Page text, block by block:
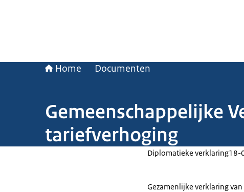
Home Documenten
Gemeenschappelijke
tariefverhoging
Diplomatieke verklaring18-
Gezamenlijke verklaring